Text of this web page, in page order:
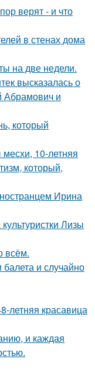
верят - и что
в стенах дома
на две недели.
высказалась о
Абрамович и
который
10-летняя
который,
Ирина
Лизы
всём.
и случайно
летняя красавица
и каждая